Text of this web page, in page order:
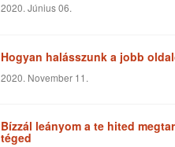
2020. Június 06.
Hogyan halásszunk a jobb
2020. November 11.
Bízzál leányom a te hited
téged